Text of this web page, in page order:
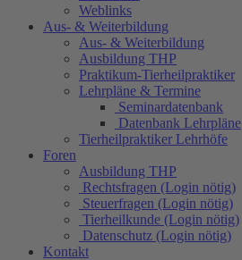
Weblinks
Aus- & Weiterbildung
Aus- & Weiterbildung
Ausbildung THP
Praktikum-Tierheilpraktiker
Lehrpläne & Termine
Seminardatenbank
Datenbank Lehrpläne
Tierheilpraktiker Lehrhöfe
Foren
Ausbildung THP
Rechtsfragen (Login nötig)
Steuerfragen (Login nötig)
Tierheilkunde (Login nötig)
Datenschutz (Login nötig)
Kontakt